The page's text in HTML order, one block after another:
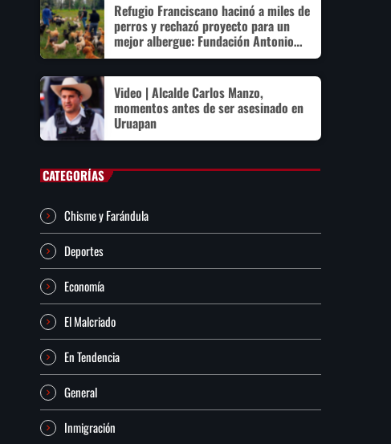
Refugio Franciscano hacinó a miles de
perros y rechazó proyecto para un
mejor albergue: Fundación Antonio
Hagenbeck
Video | Alcalde Carlos Manzo,
momentos antes de ser asesinado en
Uruapan
CATEGORÍAS
Chisme y Farándula
Deportes
Economía
El Malcriado
En Tendencia
General
Inmigración